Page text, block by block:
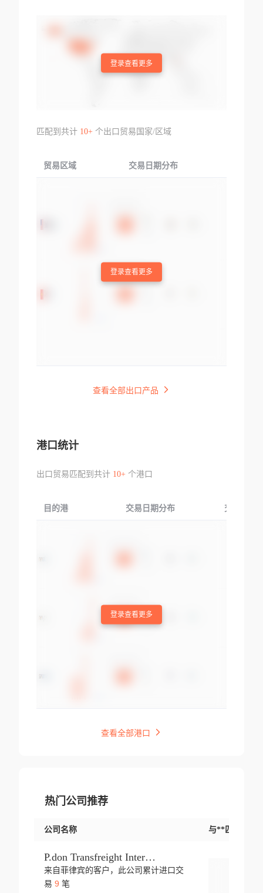
登录查看更多
匹配到共计 10+个出口贸易国家/区域
贸易区域 交易日期分布
登录查看更多
查看全部出口产品
港口统计
出口贸易匹配到共计 10+个港口
目的港 交易日期分布 交易产品
登录查看更多
查看全部港口
热门公司推荐
公司名称 与**匹配交易
P.don Transfreight International
来自菲律宾的客户，此公司累计进口交
易 9 笔